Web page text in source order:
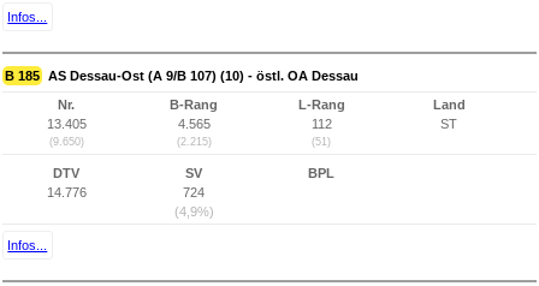
Infos...
B 185 AS Dessau-Ost (A 9/B 107) (10) - östl. OA Dessau
Nr.
13.405
(9.650)
B-Rang
4.565
(2.215)
L-Rang
112
(51)
Land
ST
DTV
14.776
SV
724
(4,9%)
BPL
Infos...